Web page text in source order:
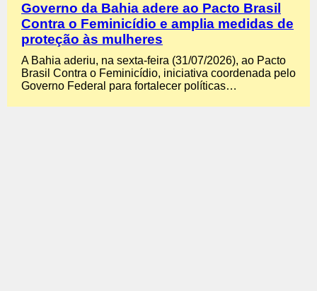
Governo da Bahia adere ao Pacto Brasil
Contra o Feminicídio e amplia medidas de
proteção às mulheres
A Bahia aderiu, na sexta-feira (31/07/2026), ao Pacto
Brasil Contra o Feminicídio, iniciativa coordenada pelo
Governo Federal para fortalecer políticas…